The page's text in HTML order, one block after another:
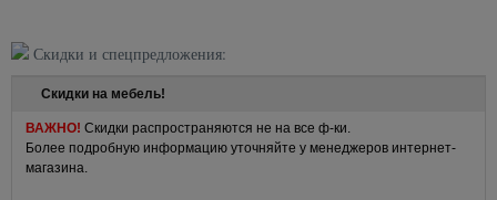
Скидки и спецпредложения:
Скидки на мебель!
ВАЖНО! Скидки распространяются не на все ф-ки.
Более подробную информацию уточняйте у менеджеров интернет-
магазина.